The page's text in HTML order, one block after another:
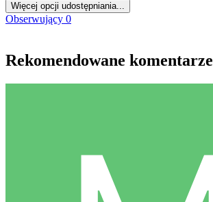
Więcej opcji udostępniania...
Obserwujący 0
Rekomendowane komentarze